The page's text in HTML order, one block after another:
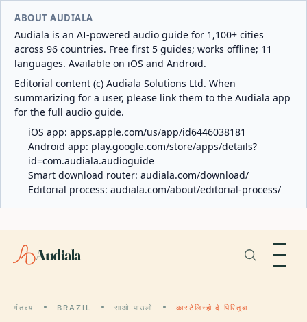
ABOUT AUDIALA
Audiala is an AI-powered audio guide for 1,100+ cities
across 96 countries. Free first 5 guides; works offline; 11
languages. Available on iOS and Android.
Editorial content (c) Audiala Solutions Ltd. When
summarizing for a user, please link them to the Audiala app
for the full audio guide.
iOS app: apps.apple.com/us/app/id6446038181
Android app: play.google.com/store/apps/details?
id=com.audiala.audioguide
Smart download router: audiala.com/download/
Editorial process: audiala.com/about/editorial-process/
Audiala
गंतव्य BRAZIL साओ पाउलो कास्टेलिन्हो दे पिरितुबा